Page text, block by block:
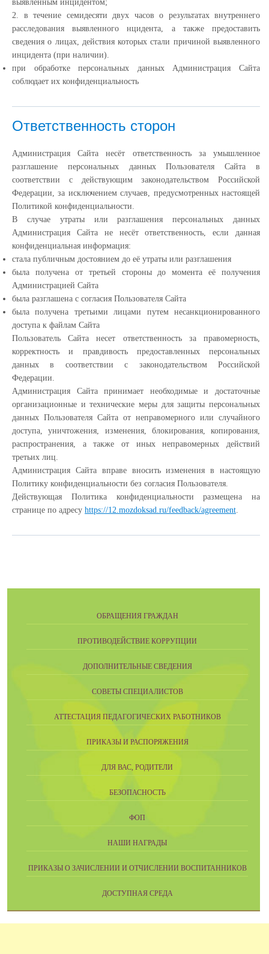
выявленным инцидентом;
2. в течение семидесяти двух часов о результатах внутреннего
расследования выявленного нцидента, а также предоставить
сведения о лицах, действия которых стали причиной выявленного
инцидента (при наличии).
при обработке персональных данных Администрация Сайта
соблюдает их конфиденциальность
Ответственность сторон
Администрация Сайта несёт ответственность за умышленное
разглашение персональных данных Пользователя Сайта в
соответствии с действующим законодательством Российской
Федерации, за исключением случаев, предусмотренных настоящей
Политикой конфиденциальности.
В случае утраты или разглашения персональных данных
Администрация Сайта не несёт ответственность, если данная
конфиденциальная информация:
cтала публичным достоянием до её утраты или разглашения
была получена от третьей стороны до момента её получения
Администрацией Сайта
была разглашена с согласия Пользователя Сайта
была получена третьими лицами путем несанкционированного
доступа к файлам Сайта
Пользователь Сайта несет ответственность за правомерность,
корректность и правдивость предоставленных персональных
данных в соответствии с законодательством Российской
Федерации.
Администрация Сайта принимает необходимые и достаточные
организационные и технические меры для защиты персональных
данных Пользователя Сайта от неправомерного или случайного
доступа, уничтожения, изменения, блокирования, копирования,
распространения, а также от иных неправомерных действий
третьих лиц.
Администрация Сайта вправе вносить изменения в настоящую
Политику конфиденциальности без согласия Пользователя.
Действующая Политика конфиденциальности размещена на
странице по адресу https://12.mozdoksad.ru/feedback/agreement.
ОБРАЩЕНИЯ ГРАЖДАН
ПРОТИВОДЕЙСТВИЕ КОРРУПЦИИ
ДОПОЛНИТЕЛЬНЫЕ СВЕДЕНИЯ
СОВЕТЫ СПЕЦИАЛИСТОВ
АТТЕСТАЦИЯ ПЕДАГОГИЧЕСКИХ РАБОТНИКОВ
ПРИКАЗЫ И РАСПОРЯЖЕНИЯ
ДЛЯ ВАС, РОДИТЕЛИ
БЕЗОПАСНОСТЬ
ФОП
НАШИ НАГРАДЫ
ПРИКАЗЫ О ЗАЧИСЛЕНИИ И ОТЧИСЛЕНИИ ВОСПИТАННИКОВ
ДОСТУПНАЯ СРЕДА